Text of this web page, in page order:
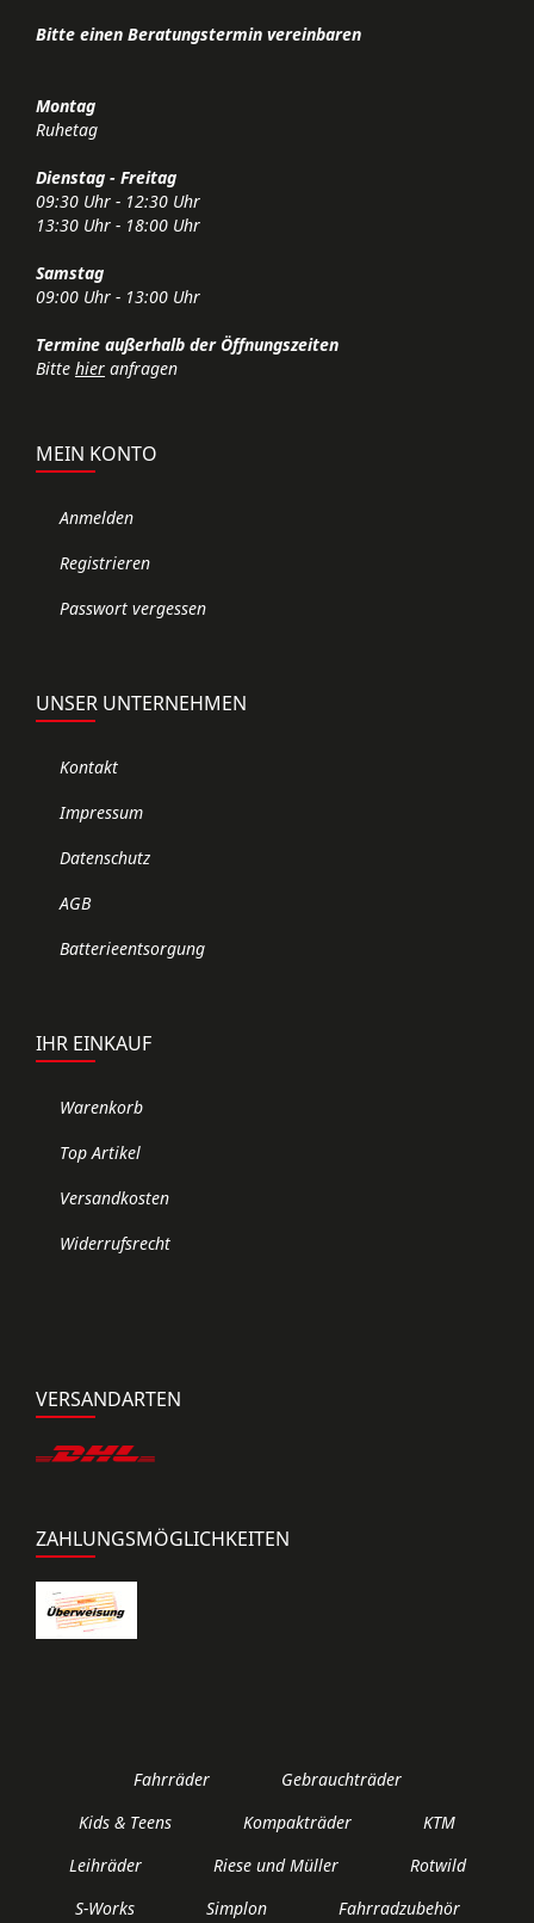
Bitte einen Beratungstermin vereinbaren
Montag
Ruhetag
Dienstag - Freitag
09:30 Uhr - 12:30 Uhr
13:30 Uhr - 18:00 Uhr
Samstag
09:00 Uhr - 13:00 Uhr
Termine außerhalb der Öffnungszeiten
Bitte hier anfragen
MEIN KONTO
Anmelden
Registrieren
Passwort vergessen
UNSER UNTERNEHMEN
Kontakt
Impressum
Datenschutz
AGB
Batterieentsorgung
IHR EINKAUF
Warenkorb
Top Artikel
Versandkosten
Widerrufsrecht
VERSANDARTEN
ZAHLUNGSMÖGLICHKEITEN
Fahrräder
Gebrauchträder
Kids & Teens
Kompakträder
KTM
Leihräder
Riese und Müller
Rotwild
S-Works
Simplon Fahrradzubehör